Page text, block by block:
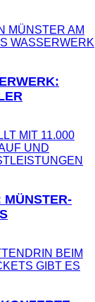
MÜNSTER-